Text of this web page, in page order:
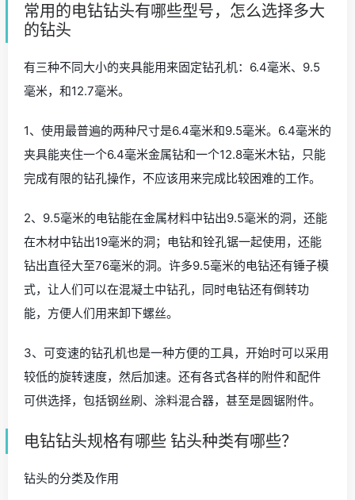
常用的电钻钻头有哪些型号，怎么选择多大
的钻头
有三种不同大小的夹具能用来固定钻孔机：6.4毫米、9.5
毫米，和12.7毫米。
1、使用最普遍的两种尺寸是6.4毫米和9.5毫米。6.4毫米的
夹具能夹住一个6.4毫米金属钻和一个12.8毫米木钻，只能
完成有限的钻孔操作，不应该用来完成比较困难的工作。
2、9.5毫米的电钻能在金属材料中钻出9.5毫米的洞，还能
在木材中钻出19毫米的洞；电钻和铨孔锯一起使用，还能
钻出直径大至76毫米的洞。许多9.5毫米的电钻还有锤子模
式，让人们可以在混凝土中钻孔，同时电钻还有倒转功
能，方便人们用来卸下螺丝。
3、可变速的钻孔机也是一种方便的工具，开始时可以采用
较低的旋转速度，然后加速。还有各式各样的附件和配件
可供选择，包括钢丝刷、涂料混合器，甚至是圆锯附件。
电钻钻头规格有哪些 钻头种类有哪些？
钻头的分类及作用